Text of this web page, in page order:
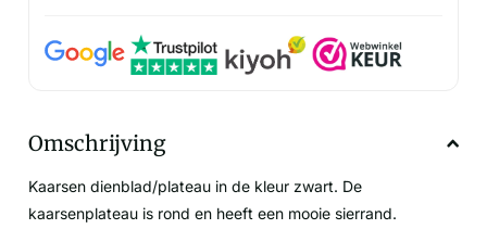
Omschrijving
Kaarsen dienblad/plateau in de kleur zwart. De
kaarsenplateau is rond en heeft een mooie sierrand.